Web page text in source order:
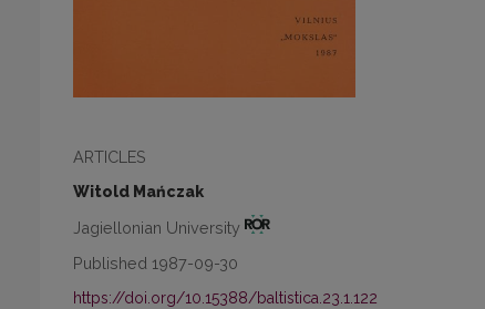
ARTICLES
Witold Mańczak
Jagiellonian University
Published 1987-09-30
https://doi.org/10.15388/baltistica.23.1.122